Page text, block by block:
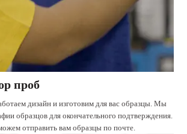
проб
дизайн и изготовим для вас образцы. Мы
образцов для окончательного подтверждения.
отправить вам образцы по почте.